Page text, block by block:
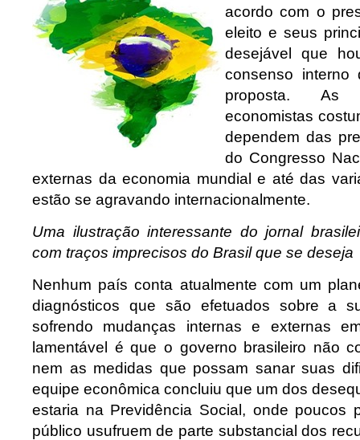
acordo com o
eleito e seus
desejável que
consenso
proposta. As
economistas
dependem das
do Congresso
externas da economia mundial e até das
estão se agravando internacionalmente.
Uma ilustração interessante do jornal
com traços imprecisos do Brasil que se deseja
Nenhum país conta atualmente com um
diagnósticos que são efetuados sobre a
sofrendo mudanças internas e externas
lamentável é que o governo brasileiro não
nem as medidas que possam sanar suas
equipe econômica concluiu que um dos
estaria na Previdência Social, onde poucos
público usufruem de parte substancial dos